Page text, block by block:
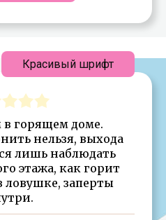
горящем доме.
нельзя, выхода
лишь наблюдать
этажа, как горит
заперты
Красивый шрифт